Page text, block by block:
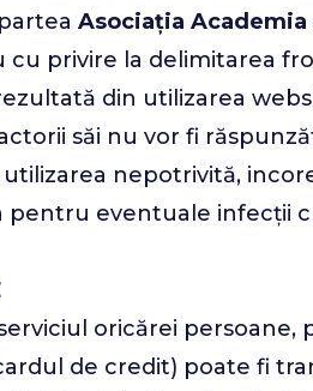
Asociația Academia
privire la delimitarea
din utilizarea
săi nu vor fi
nepotrivită,
pentru eventuale infecții
oricărei
de credit) poate fi